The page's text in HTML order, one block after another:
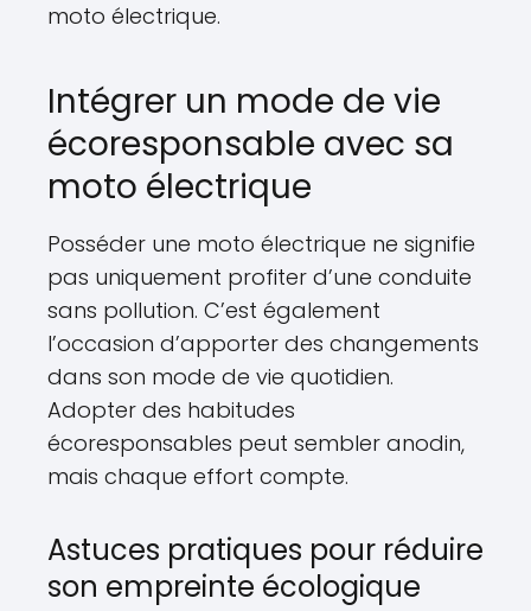
moto électrique.
Intégrer un mode de vie
écoresponsable avec sa
moto électrique
Posséder une moto électrique ne signifie
pas uniquement profiter d’une conduite
sans pollution. C’est également
l’occasion d’apporter des changements
dans son mode de vie quotidien.
Adopter des habitudes
écoresponsables peut sembler anodin,
mais chaque effort compte.
Astuces pratiques pour réduire
son empreinte écologique